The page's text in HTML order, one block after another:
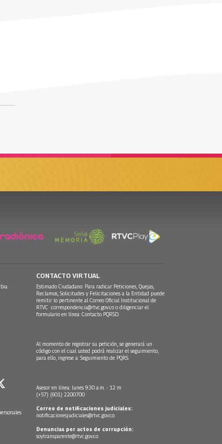
CONTACTO VIRTUAL
Estimado Ciudadano: Para radicar Peticiones, Quejas,
Reclamos, Solicitudes y Felicitaciones a la Entidad puede
remitir lo pertinente al Correo Oficial Institucional de
RTVC correspondencia@rtvc.gov.co o diligenciar el
formulario en línea: Contacto PQRSD.
Al momento de registrar su petición, se generará un
código con el cual usted podrá realizar el seguimiento,
para ello, ingrese a: Seguimiento de PQRS
Asesor en línea: lunes 9:30 a.m. - 12 m
(+57) (601) 2200700
Correo de notificaciones judiciales:
notificacionesjudiciales@rtvc.gov.co
Denuncias por actos de corrupción:
soytransparente@rtvc.gov.co